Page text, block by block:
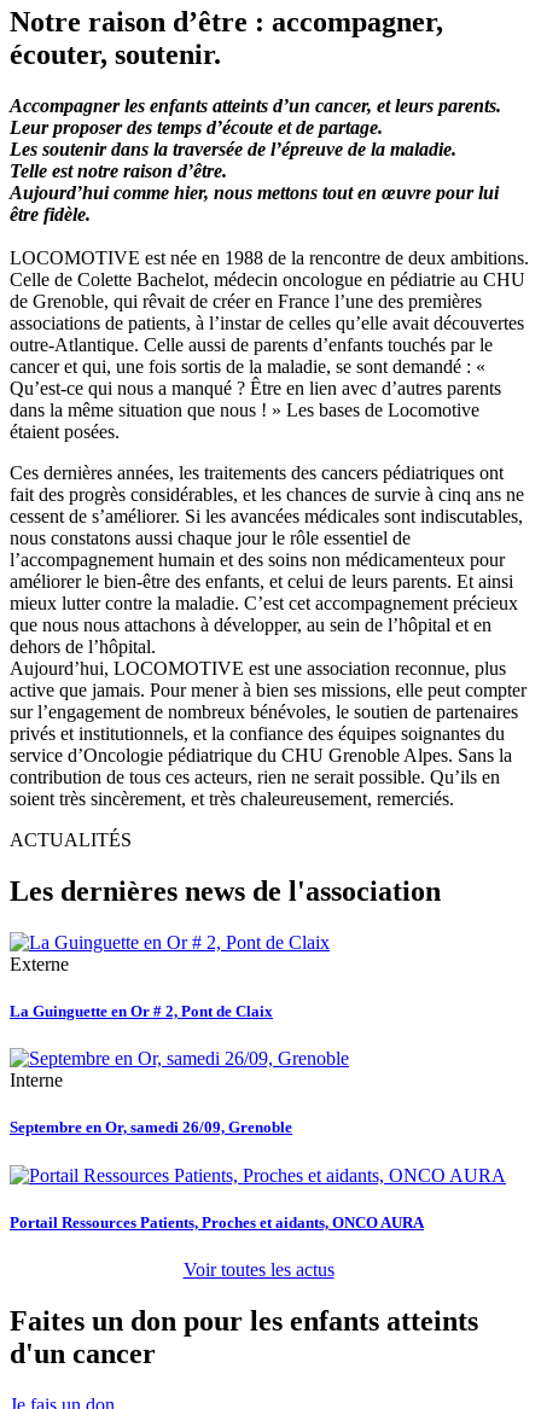
Notre raison d’être : accompagner,
écouter, soutenir.
Accompagner les enfants atteints d’un cancer, et leurs parents.
Leur proposer des temps d’écoute et de partage.
Les soutenir dans la traversée de l’épreuve de la maladie.
Telle est notre raison d’être.
Aujourd’hui comme hier, nous mettons tout en œuvre pour lui
être fidèle.
LOCOMOTIVE est née en 1988 de la rencontre de deux ambitions.
Celle de Colette Bachelot, médecin oncologue en pédiatrie au CHU
de Grenoble, qui rêvait de créer en France l’une des premières
associations de patients, à l’instar de celles qu’elle avait découvertes
outre-Atlantique. Celle aussi de parents d’enfants touchés par le
cancer et qui, une fois sortis de la maladie, se sont demandé : «
Qu’est-ce qui nous a manqué ? Être en lien avec d’autres parents
dans la même situation que nous ! » Les bases de Locomotive
étaient posées.
Ces dernières années, les traitements des cancers pédiatriques ont
fait des progrès considérables, et les chances de survie à cinq ans ne
cessent de s’améliorer. Si les avancées médicales sont indiscutables,
nous constatons aussi chaque jour le rôle essentiel de
l’accompagnement humain et des soins non médicamenteux pour
améliorer le bien-être des enfants, et celui de leurs parents. Et ainsi
mieux lutter contre la maladie. C’est cet accompagnement précieux
que nous nous attachons à développer, au sein de l’hôpital et en
dehors de l’hôpital.
Aujourd’hui, LOCOMOTIVE est une association reconnue, plus
active que jamais. Pour mener à bien ses missions, elle peut compter
sur l’engagement de nombreux bénévoles, le soutien de partenaires
privés et institutionnels, et la confiance des équipes soignantes du
service d’Oncologie pédiatrique du CHU Grenoble Alpes. Sans la
contribution de tous ces acteurs, rien ne serait possible. Qu’ils en
soient très sincèrement, et très chaleureusement, remerciés.
ACTUALITÉS
Les dernières news de l'association
Externe
La Guinguette en Or # 2, Pont de Claix
Interne
Septembre en Or, samedi 26/09, Grenoble
Portail Ressources Patients, Proches et aidants, ONCO AURA
Voir toutes les actus
Faites un don pour les enfants atteints
d'un cancer
Je fais un don